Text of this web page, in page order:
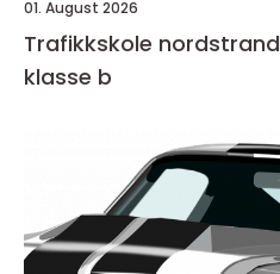
01. August 2026
Trafikkskole nordstrand trygg vei til førerkort
klasse b